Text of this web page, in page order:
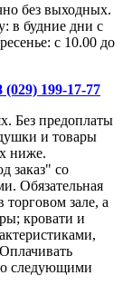
без выходных.
в будние дни с
с 10.00 до
(029) 199-17-77
Без предоплаты
и товары
ниже.
заказ" со
Обязательная
торговом зале, а
кровати и
следующими